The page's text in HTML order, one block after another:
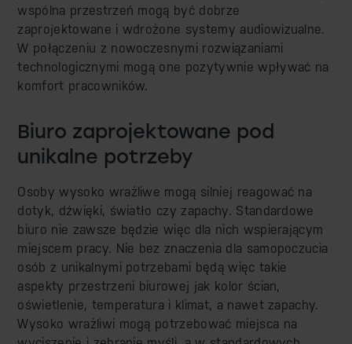
wspólna przestrzeń mogą być dobrze
zaprojektowane i wdrożone systemy audiowizualne.
W połączeniu z nowoczesnymi rozwiązaniami
technologicznymi mogą one pozytywnie wpływać na
komfort pracowników.
Biuro zaprojektowane pod
unikalne potrzeby
Osoby wysoko wrażliwe mogą silniej reagować na
dotyk, dźwięki, światło czy zapachy. Standardowe
biuro nie zawsze będzie więc dla nich wspierającym
miejscem pracy. Nie bez znaczenia dla samopoczucia
osób z unikalnymi potrzebami będą więc takie
aspekty przestrzeni biurowej jak kolor ścian,
oświetlenie, temperatura i klimat, a nawet zapachy.
Wysoko wrażliwi mogą potrzebować miejsca na